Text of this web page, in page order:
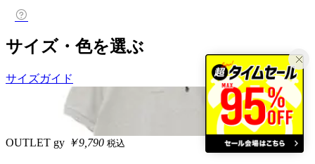
サイズ・色を選ぶ
サイズガイド
OUTLET gy ￥9,790 税込